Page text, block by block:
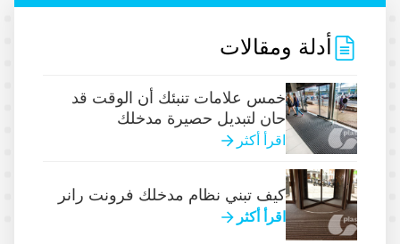
أدلة ومقالات
خمس علامات تنبئك أن الوقت قد
حان لتبديل حصيرة مدخلك
اقرأ أكثر
كيف تبني نظام مدخلك فرونت رانر
اقرأ أكثر